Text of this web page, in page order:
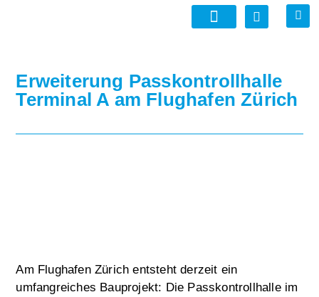
Erweiterung Passkontrollhalle
Terminal A am Flughafen Zürich
Am Flughafen Zürich entsteht derzeit ein
umfangreiches Bauprojekt: Die Passkontrollhalle im